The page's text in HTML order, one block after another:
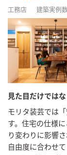
工務店 建築実例
見た目だけでは
モリタ装芸では
す。住宅の仕様
り変わりに影響
自由度に合わせ